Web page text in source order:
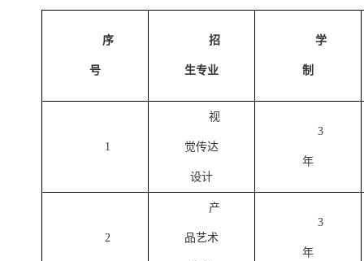
序
号
招
生专业
学
制
1
视
觉传达
设计
3
年
2
产
品艺术
3
年